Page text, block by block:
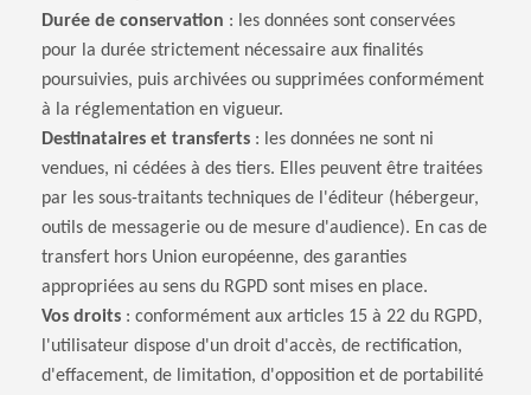
Durée de conservation : les données sont conservées
pour la durée strictement nécessaire aux finalités
poursuivies, puis archivées ou supprimées conformément
à la réglementation en vigueur.
Destinataires et transferts : les données ne sont ni
vendues, ni cédées à des tiers. Elles peuvent être traitées
par les sous-traitants techniques de l'éditeur (hébergeur,
outils de messagerie ou de mesure d'audience). En cas de
transfert hors Union européenne, des garanties
appropriées au sens du RGPD sont mises en place.
Vos droits : conformément aux articles 15 à 22 du RGPD,
l'utilisateur dispose d'un droit d'accès, de rectification,
d'effacement, de limitation, d'opposition et de portabilité